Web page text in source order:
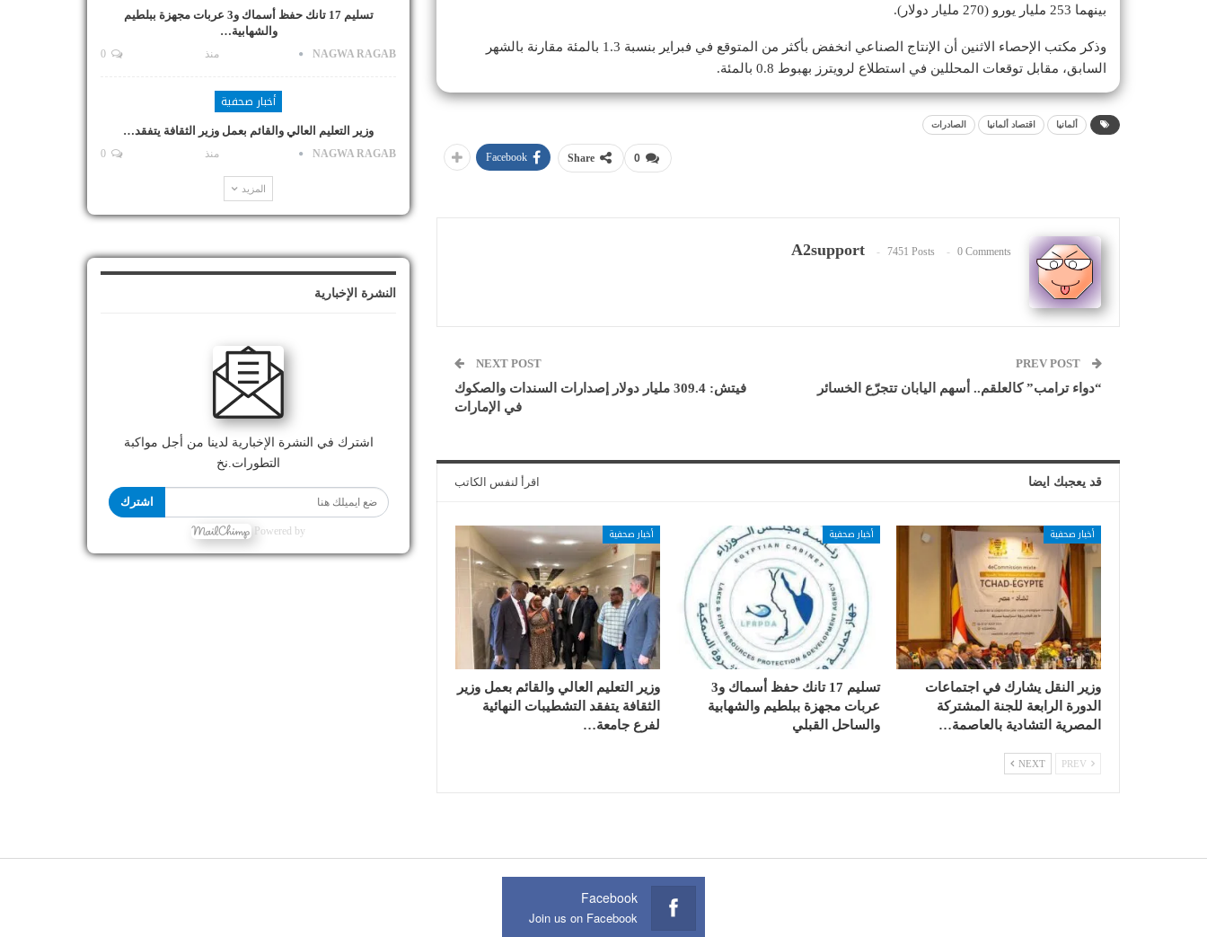
بينهما 253 مليار يورو (270 مليار دولار).
وذكر مكتب الإحصاء الاثنين أن الإنتاج الصناعي انخفض بأكثر من المتوقع في فبراير بنسبة 1.3 بالمئة مقارنة بالشهر
السابق، مقابل توقعات المحللين في استطلاع لرويترز بهبوط 0.8 بالمئة.
ألمانيا اقتصاد ألمانيا الصادرات
0
Share
Facebook
A2support 7451 Posts 0 Comments
“دواء ترامب” كالعلقم.. أسهم اليابان تتجرّع الخسائر
NEXT POST
فيتش: 309.4 مليار دولار إصدارات السندات والصكوك
في الإمارات
قد يعجبك ايضا اقرأ لنفس الكاتب
أخبار صحفية
وزير النقل يشارك في اجتماعات
الدورة الرابعة للجنة المشتركة
المصرية التشادية بالعاصمة…
أخبار صحفية
تسليم 17 تانك حفظ أسماك و3
عربات مجهزة ببلطيم والشهابية
والساحل القبلي
أخبار صحفية
وزير التعليم العالي والقائم بعمل وزير
الثقافة يتفقد التشطيبات النهائية
لفرع جامعة…
NEXT
تسليم 17 تانك حفظ أسماك و3 عربات مجهزة ببلطيم
والشهابية…
NAGWA RAGAB منذ
أخبار صحفية
وزير التعليم العالي والقائم بعمل وزير الثقافة يتفقد…
NAGWA RAGAB منذ
المزيد
النشرة الإخبارية
اشترك في النشرة الإخبارية لدينا من أجل مواكبة
التطورات.نخ
اشترك
Powered by
Facebook
Join us on Facebook